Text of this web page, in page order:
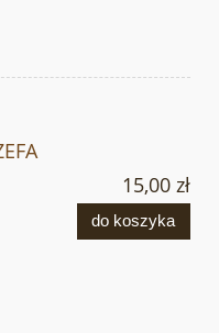
15,00 zł
do koszyka